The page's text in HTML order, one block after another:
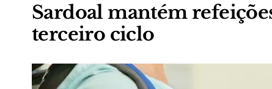
Sardoal mantém
terceiro ciclo